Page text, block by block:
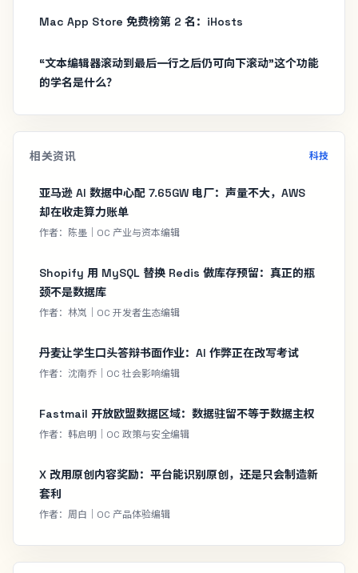
Mac App Store 免费榜第 2 名：iHosts
“文本编辑器滚动到最后一行之后仍可向下滚动”这个功能
的学名是什么？
相关资讯 科技
亚马逊 AI 数据中心配 7.65GW 电厂：声量不大，AWS
却在收走算力账单
作者：陈墨｜OC 产业与资本编辑
Shopify 用 MySQL 替换 Redis 做库存预留：真正的瓶
颈不是数据库
作者：林岚｜OC 开发者生态编辑
丹麦让学生口头答辩书面作业：AI 作弊正在改写考试
作者：沈南乔｜OC 社会影响编辑
Fastmail 开放欧盟数据区域：数据驻留不等于数据主权
作者：韩启明｜OC 政策与安全编辑
X 改用原创内容奖励：平台能识别原创，还是只会制造新
套利
作者：周白｜OC 产品体验编辑